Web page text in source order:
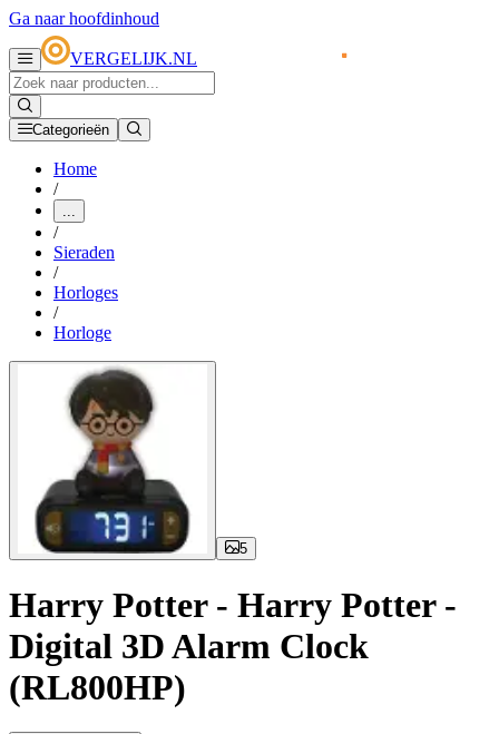
Ga naar hoofdinhoud
VERGELIJK.NL
Categorieën
Home
/
...
/
Sieraden
/
Horloges
/
Horloge
5
Harry Potter - Harry Potter -
Digital 3D Alarm Clock
(RL800HP)